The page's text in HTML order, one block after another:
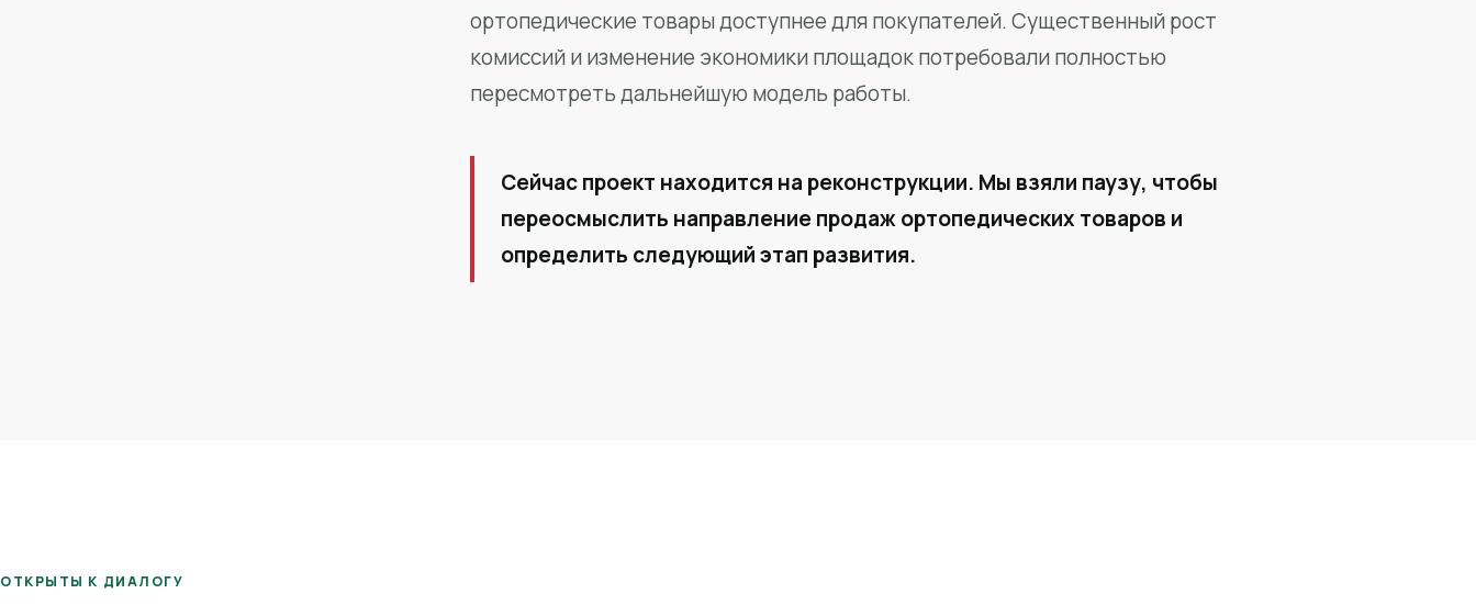
ортопедические товары доступнее для покупателей. Существенный рост
комиссий и изменение экономики площадок потребовали полностью
пересмотреть дальнейшую модель работы.
Сейчас проект находится на реконструкции. Мы взяли паузу, чтобы
переосмыслить направление продаж ортопедических товаров и
определить следующий этап развития.
ОТКРЫТЫ К ДИАЛОГУ